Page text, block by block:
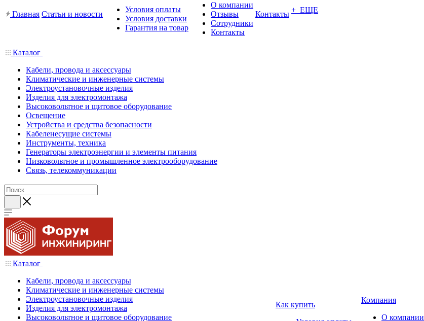
Главная Статьи и новости
Условия оплаты
Условия доставки
Гарантия на товар
О компании
Отзывы
Сотрудники
Контакты
Контакты + ЕЩЕ
Каталог
Кабели, провода и аксессуары
Климатические и инженерные системы
Электроустановочные изделия
Изделия для электромонтажа
Высоковольтное и щитовое оборудование
Освещение
Устройства и средства безопасности
Кабеленесущие системы
Инструменты, техника
Генераторы электроэнергии и элементы питания
Низковольтное и промышленное электрооборудование
Связь, телекоммуникации
Каталог
Кабели, провода и аксессуары
Климатические и инженерные системы
Электроустановочные изделия
Изделия для электромонтажа
Высоковольтное и щитовое оборудование
Как купить
Компания
О компании